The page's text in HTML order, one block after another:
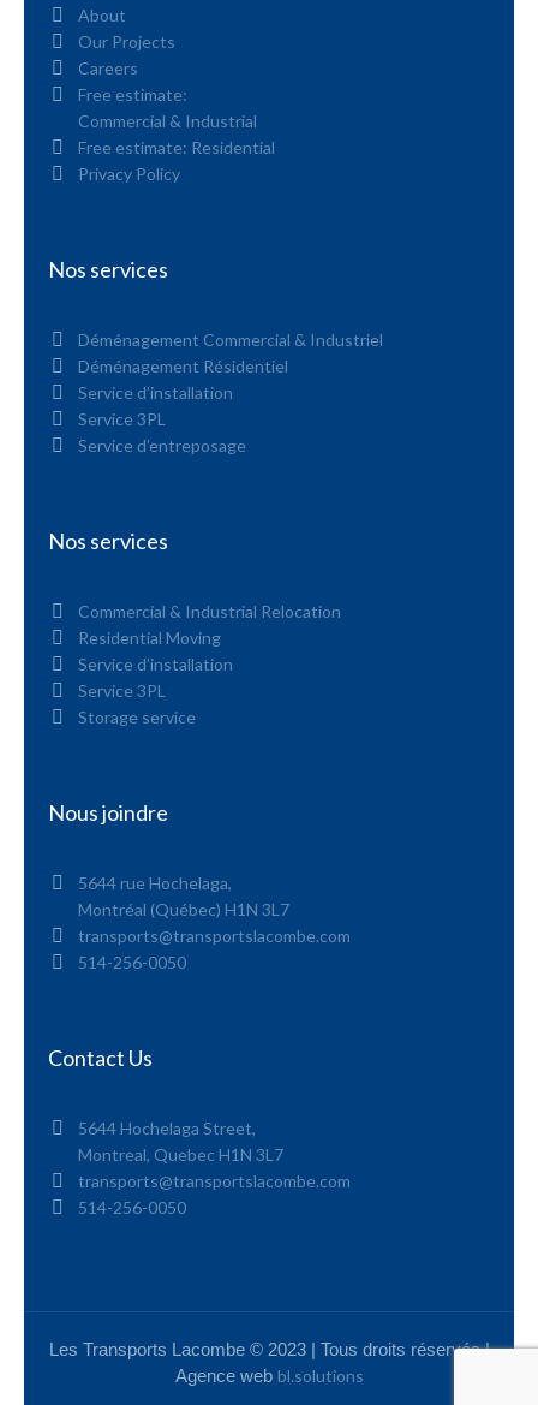
About
Our Projects
Careers
Free estimate:
Commercial & Industrial
Free estimate: Residential
Privacy Policy
Nos services
Déménagement Commercial & Industriel
Déménagement Résidentiel
Service d’installation
Service 3PL
Service d’entreposage
Nos services
Commercial & Industrial Relocation
Residential Moving
Service d’installation
Service 3PL
Storage service
Nous joindre
5644 rue Hochelaga,
Montréal (Québec) H1N 3L7
transports@transportslacombe.com
514-256-0050
Contact Us
5644 Hochelaga Street,
Montreal, Quebec H1N 3L7
transports@transportslacombe.com
514-256-0050
Les Transports Lacombe © 2023 | Tous droits réservés |
Agence web bl.solutions